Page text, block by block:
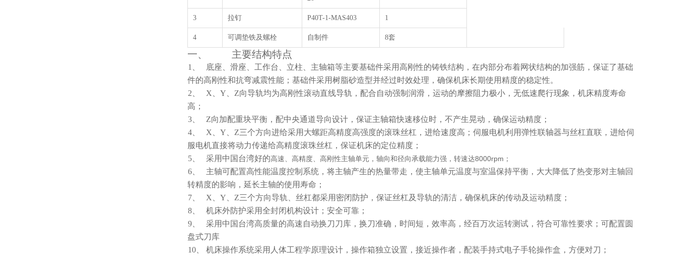
3 拉钉 P40T-1-MAS403 1
4 可调垫铁及螺栓 自制件 8套
一、 主要结构特点
1、
底座、滑座、工作台、立柱、主轴箱等主要基础件采用高刚性的铸铁结构，在内部分布着网状结构的加强筋，保证了基础
件的高刚性和抗弯减震性能；基础件采用树脂砂造型并经过时效处理，确保机床长期使用精度的稳定性。
2、
X、 Y Z向导轨均为高刚性滚动直线导轨，配合自动强制润滑，运动的摩擦阻力极小，无低速爬行现象，机床精度寿命
高；
3、
Z向加配重块平衡，配中央通道导向设计，保证主轴箱快速移位时，不产生晃动，确保运动精度；
4、
X、 Y Z三个方向进给采用大螺距高精度高强度的滚珠丝杠，进给速度高；伺服电机利用弹性联轴器与丝杠直联，进给伺
服电机直接将动力传递给高精度滚珠丝杠，保证机床的定位精度；
5、
采用中国台湾好的高速、高精度、高刚性主轴单元，轴向和径向承载能力强，转速达8000rpm；
6、
主轴可配置高性能温度控制系统，将主轴产生的热量带走，使主轴单元温度与室温保持平衡，大大降低了热变形对主轴回
转精度的影响，延长主轴的使用寿命；
7、
X、 Y Z三个方向导轨、丝杠都采用密闭防护，保证丝杠及导轨的清洁，确保机床的传动及运动精度；
8、
机床外防护采用全封闭机构设计；安全可靠；
9、
采用中国台湾高质量的高速自动换刀刀库，换刀准确，时间短，效率高，经百万次运转测试，符合可靠性要求；可配置圆
盘式刀库
10、 机床操作系统采用人体工程学原理设计，操作箱独立设置，接近操作者，配装手持式电子手轮操作盒，方便对刀；